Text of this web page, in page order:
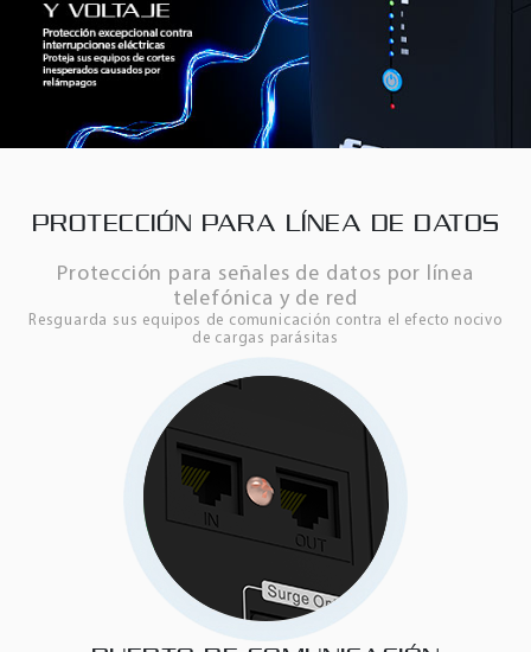
PROTECCIÓN PARA LÍNEA DE DATOS
Protección para señales de datos por línea
telefónica y de red
Resguarda sus equipos de comunicación contra el efecto nocivo
de cargas parásitas